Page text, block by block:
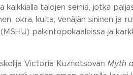
kaikkialla talojen seiniä, jotka
okra, kulta, venäjän sininen ja
palkintopokaaleissa ja
Victoria Kuznetsovan Myth